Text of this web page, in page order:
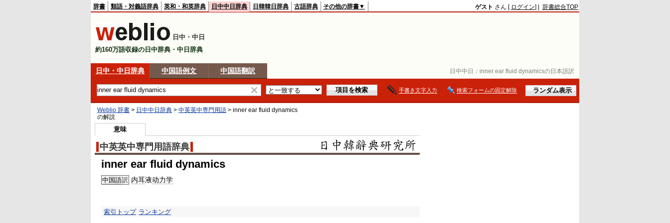
日中中日： inner ear fluid dynamicsの日本語訳
辞書 類語・対義語辞典 英和・和英辞典 日中中日辞典 日韓韓日辞典 古語辞典 その他の辞書▼ ゲスト さん [ ログイン] | 辞書総合TOP
日中・中日
約160万語収録の日中辞典・中日辞典
日中・中日辞典 中国語例文 中国語翻訳
手書き文字入力 検索フォームの固定解除
Weblio 辞書 > 日中中日辞典 > 中英英中専門用語 > inner ear fluid dynamics
の解説
意味
中英英中専門用語辞典
inner ear fluid dynamics
中国語訳 内耳液动力学
索引トップ ランキング